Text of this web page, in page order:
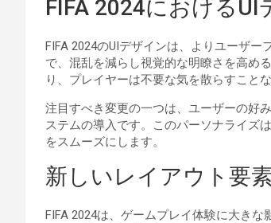
FIFA 2024における
FIFA 2024のUIデザインは、よりユーザ
で、混乱を減らし視覚的な明瞭さを高め
り、プレイヤーは不要な気を散らすこと
注目すべき変更の一つは、ユーザーの好
ステムの導入です。このパーソナライズ
をスムーズにします。
新しいレイアウト要
FIFA 2024は、ゲームプレイ体験に大き